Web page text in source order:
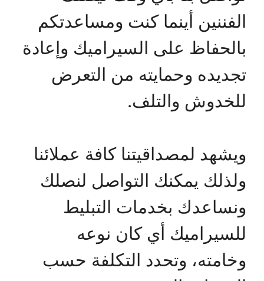
الفننين أينما كنت ومساعدتكم
بالحفاظ على السيراميك وإعادة
تجديده وحمايته من التعرض
للخدوش والتلف.
ويشهد لمصداقيتنا كافة عملائنا
ولذلك يمكنك التواصل لنصلك
ونساعدك بخدمات التبليط
للسيراميك أي كان نوعه
وخامته، وتحدد التكلفة حسب